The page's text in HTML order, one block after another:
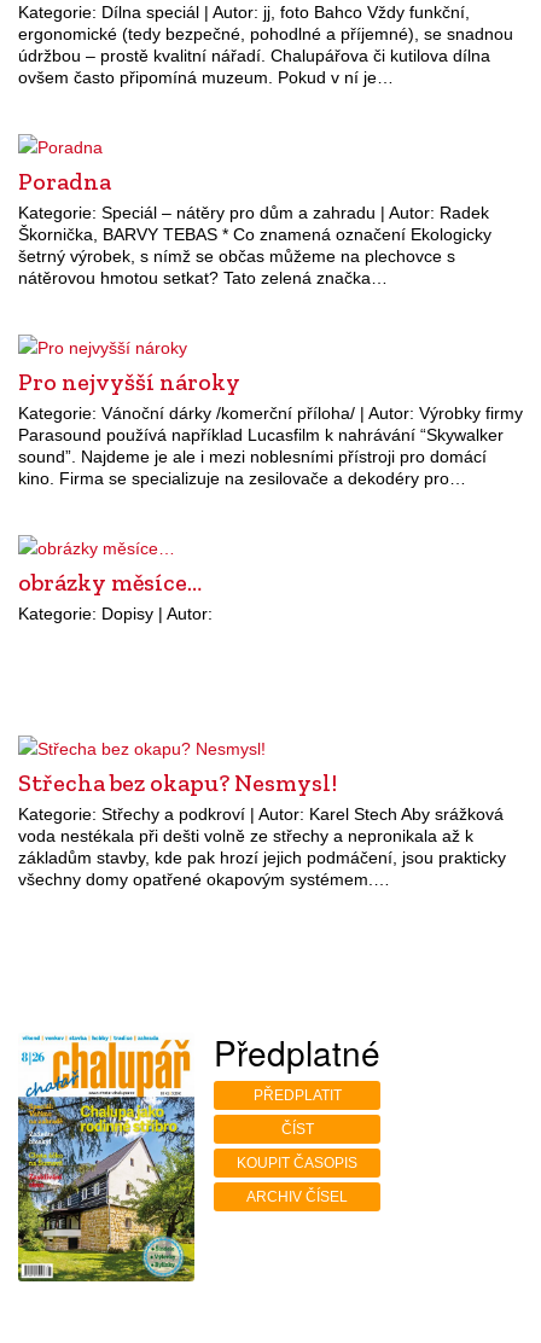
Kategorie: Dílna speciál | Autor: jj, foto Bahco Vždy funkční,
ergonomické (tedy bezpečné, pohodlné a příjemné), se snadnou
údržbou – prostě kvalitní nářadí. Chalupářova či kutilova dílna
ovšem často připomíná muzeum. Pokud v ní je…
Poradna
Kategorie: Speciál – nátěry pro dům a zahradu | Autor: Radek
Škornička, BARVY TEBAS * Co znamená označení Ekologicky
šetrný výrobek, s nímž se občas můžeme na plechovce s
nátěrovou hmotou setkat? Tato zelená značka…
Pro nejvyšší nároky
Kategorie: Vánoční dárky /komerční příloha/ | Autor: Výrobky firmy
Parasound používá například Lucasfilm k nahrávání “Skywalker
sound”. Najdeme je ale i mezi noblesními přístroji pro domácí
kino. Firma se specializuje na zesilovače a dekodéry pro…
obrázky měsíce…
Kategorie: Dopisy | Autor:
Střecha bez okapu? Nesmysl!
Kategorie: Střechy a podkroví | Autor: Karel Stech Aby srážková
voda nestékala při dešti volně ze střechy a nepronikala až k
základům stavby, kde pak hrozí jejich podmáčení, jsou prakticky
všechny domy opatřené okapovým systémem.…
Předplatné
PŘEDPLATIT
ČÍST
KOUPIT ČASOPIS
ARCHIV ČÍSEL